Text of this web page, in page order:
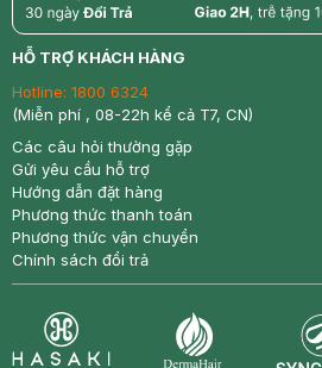
return nowfree
HỖ TRỢ KHÁCH HÀNG
Hotline: 1800 6324
(Miễn phí , 08-22h kể cả T7, CN)
Các câu hỏi thường gặp
Gửi yêu cầu hỗ trợ
Hướng dẫn đặt hàng
Phương thức thanh toán
Phương thức vận chuyển
Chính sách đổi trả